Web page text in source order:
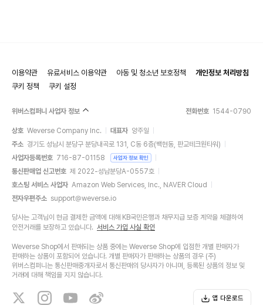
이용약관 유료서비스 이용약관 아동 및 청소년 보호정책
개인정보 처리방침
쿠키 정책
쿠키 설정
위버스컴퍼니 사업자 정보 전화번호 1544-0790
상호 Weverse Company Inc. 대표자 양주일
주소 경기도 성남시 분당구 분당내곡로 131, C동 6층(백현동, 판교테크원타워)
사업자등록번호 716-87-01158 사업자 정보 확인
통신판매업 신고번호 제 2022-성남분당A-0557호
호스팅 서비스 사업자 Amazon Web Services, Inc., NAVER Cloud
전자우편주소 support@weverse.io
당사는 고객님이 현금 결제한 금액에 대해 KB국민은행과 채무지급 보증 계약을 체결하여
안전거래를 보장하고 있습니다. 서비스 가입 사실 확인
Weverse Shop에서 판매되는 상품 중에는 Weverse Shop에 입점한 개별 판매자가
판매하는 상품이 포함되어 있습니다. 개별 판매자가 판매하는 상품의 경우 (주)
위버스컴퍼니는 통신판매중개자로서 통신판매의 당사자가 아니며, 등록된 상품의 정보 및
거래에 대해 책임을 지지 않습니다.
앱 다운로드